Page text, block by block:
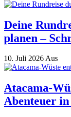
Deine
planen –
10. Juli 2026Aus
Atacama-
Abenteuer